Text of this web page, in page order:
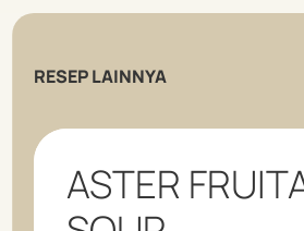
RESEP LAINNYA
ASTER